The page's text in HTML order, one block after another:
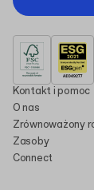
Kontakt i pomoc
O nas
Zrównoważony
Zasoby
Connect